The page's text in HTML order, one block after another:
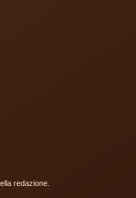
redazione.